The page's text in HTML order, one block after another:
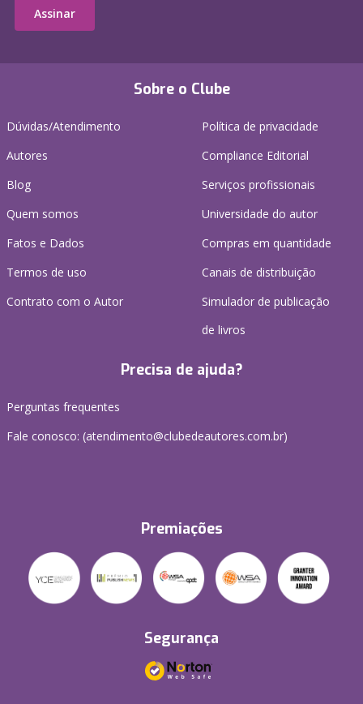
Sobre o Clube
Dúvidas/Atendimento
Autores
Blog
Quem somos
Fatos e Dados
Termos de uso
Contrato com o Autor
Política de privacidade
Compliance Editorial
Serviços profissionais
Universidade do autor
Compras em quantidade
Canais de distribuição
Simulador de publicação
de livros
Precisa de ajuda?
Perguntas frequentes
Fale conosco: (atendimento@clubedeautores.com.br)
Premiações
Segurança
Assinar